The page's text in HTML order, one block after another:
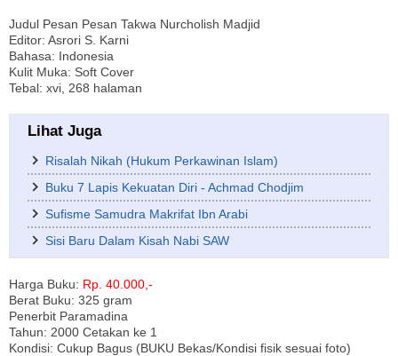
Judul Pesan Pesan Takwa Nurcholish Madjid
Editor: Asrori S. Karni
Bahasa: Indonesia
Kulit Muka: Soft Cover
Tebal: xvi, 268 halaman
Lihat Juga
Risalah Nikah (Hukum Perkawinan Islam)
Buku 7 Lapis Kekuatan Diri - Achmad Chodjim
Sufisme Samudra Makrifat Ibn Arabi
Sisi Baru Dalam Kisah Nabi SAW
Harga Buku: Rp. 40.000,-
Berat Buku: 325 gram
Penerbit Paramadina
Tahun: 2000 Cetakan ke 1
Kondisi: Cukup Bagus (BUKU Bekas/Kondisi fisik sesuai foto)